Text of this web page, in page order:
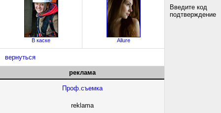
В каске Allure
вернуться
реклама
Проф.съемка
reklama
Введите код
подтверждение